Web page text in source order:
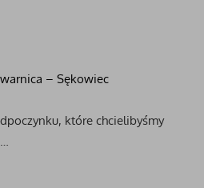
– Sękowiec
które chcielibyśmy